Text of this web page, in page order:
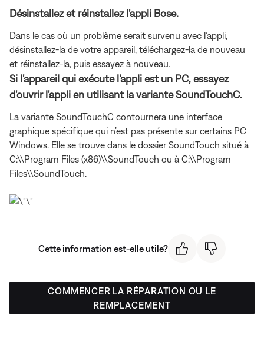
Désinstallez et réinstallez l'appli Bose.
Dans le cas où un problème serait survenu avec l’appli,
désinstallez-la de votre appareil, téléchargez-la de nouveau
et réinstallez-la, puis essayez à nouveau.
Si l'appareil qui exécute l'appli est un PC, essayez
d'ouvrir l'appli en utilisant la variante SoundTouchC.
La variante SoundTouchC contournera une interface
graphique spécifique qui n’est pas présente sur certains PC
Windows. Elle se trouve dans le dossier SoundTouch situé à
C:\\Program Files (x86)\\SoundTouch ou à C:\\Program
Files\\SoundTouch.
Cette information est-elle utile?
COMMENCER LA RÉPARATION OU LE
REMPLACEMENT